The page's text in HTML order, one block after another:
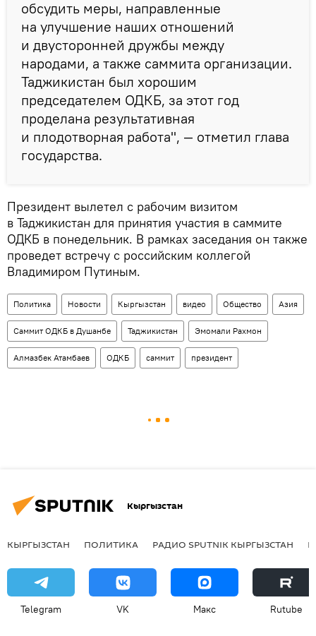
обсудить меры, направленные
на улучшение наших отношений
и двусторонней дружбы между
народами, а также саммита организации.
Таджикистан был хорошим
председателем ОДКБ, за этот год
проделана результативная
и плодотворная работа", — отметил глава
государства.
Президент вылетел с рабочим визитом
в Таджикистан для принятия участия в саммите
ОДКБ в понедельник. В рамках заседания он также
проведет встречу с российским коллегой
Владимиром Путиным.
Политика Новости Кыргызстан видео Общество Азия
Саммит ОДКБ в Душанбе Таджикистан Эмомали Рахмон
Алмазбек Атамбаев ОДКБ саммит президент
Кыргызстан
КЫРГЫЗСТАН ПОЛИТИКА РАДИО SPUTNIK КЫРГЫЗСТАН
Telegram VK Макс Rutube